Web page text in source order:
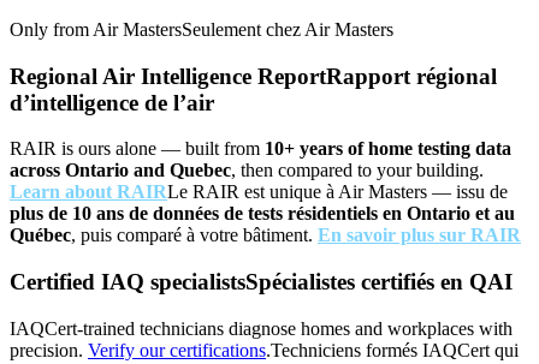
Only from Air MastersSeulement chez Air Masters
Regional Air Intelligence ReportRapport régional
d’intelligence de l’air
RAIR is ours alone — built from 10+ years of home testing data
across Ontario and Quebec, then compared to your building.
Learn about RAIRLe RAIR est unique à Air Masters — issu de
plus de 10 ans de données de tests résidentiels en Ontario et au
Québec, puis comparé à votre bâtiment. En savoir plus sur RAIR
Certified IAQ specialistsSpécialistes certifiés en QAI
IAQCert-trained technicians diagnose homes and workplaces with
precision. Verify our certifications.Techniciens formés IAQCert qui